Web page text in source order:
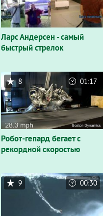
Ларс Андерсен - самый
быстрый стрелок
Робот-гепард бегает с
рекордной скоростью
8 01:17
9 00:30